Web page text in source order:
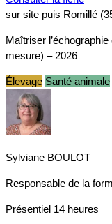
sur site puis Romillé
Maîtriser
mesure) – 2026
Élevage Santé animale
Sylviane BOULOT
Responsable de la
Présentiel 14 heures